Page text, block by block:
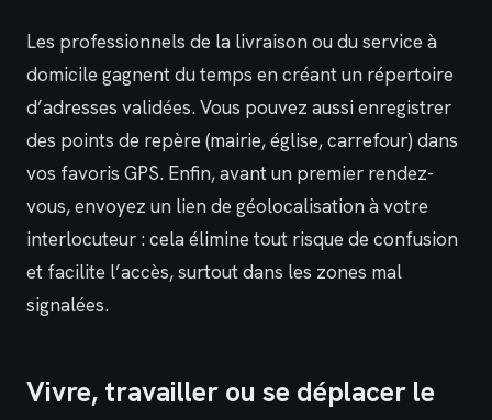
Les professionnels de la livraison ou du service à
domicile gagnent du temps en créant un répertoire
d’adresses validées. Vous pouvez aussi enregistrer
des points de repère (mairie, église, carrefour) dans
vos favoris GPS. Enfin, avant un premier rendez-
vous, envoyez un lien de géolocalisation à votre
interlocuteur : cela élimine tout risque de confusion
et facilite l’accès, surtout dans les zones mal
signalées.
Vivre, travailler ou se déplacer le